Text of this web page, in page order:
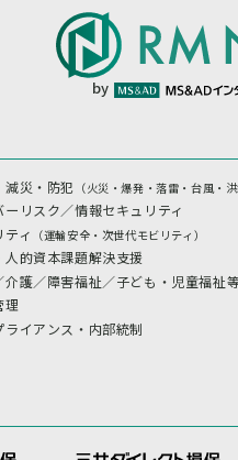
by
減災・防犯 （火災・爆発・落雷・台風・
ーリスク／情報セキュリティ
ティ
（運輸安全・次世代モビリティ）
人的資本課題解決支援
介護／障害福祉／子ども・児童福祉
理
ライアンス・内部統制